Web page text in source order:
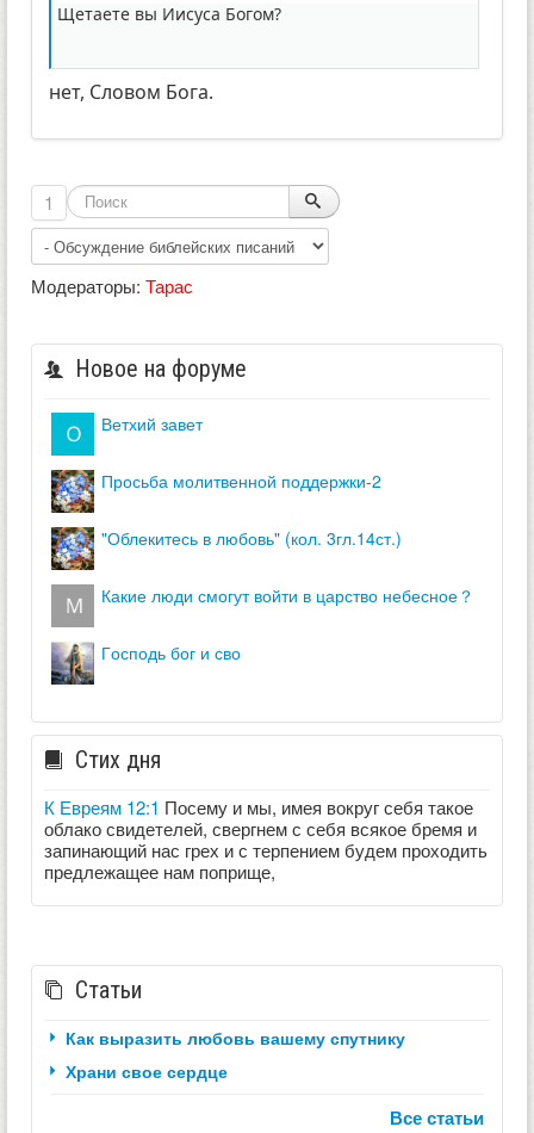
Щетаете вы Иисуса Богом?
нет, Словом Бога.
1
Модераторы: Тарас
Новое на форуме
ветхий завет
просьба молитвенной поддержки-2
"облекитесь в любовь" (кол. 3гл.14ст.)
какие люди смогут войти в царство небесное？
господь бог и сво
Стих дня
К Евреям 12:1 Посему и мы, имея вокруг себя такое
облако свидетелей, свергнем с себя всякое бремя и
запинающий нас грех и с терпением будем проходить
предлежащее нам поприще,
Статьи
Как выразить любовь вашему спутнику
Храни свое сердце
Все статьи